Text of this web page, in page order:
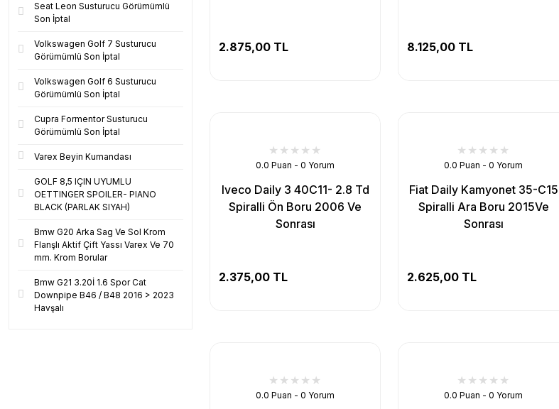
Seat Leon Susturucu Görümümlü
Son İptal
Volkswagen Golf 7 Susturucu
Görümümlü Son İptal
Volkswagen Golf 6 Susturucu
Görümümlü Son İptal
Cupra Formentor Susturucu
Görümümlü Son İptal
Varex Beyin Kumandası
GOLF 8,5 IÇIN UYUMLU
OETTINGER SPOILER- PIANO
BLACK (PARLAK SIYAH)
Bmw G20 Arka Sag Ve Sol Krom
Flanşlı Aktif Çift Yassı Varex Ve 70
mm. Krom Borular
Bmw G21 3.20İ 1.6 Spor Cat
Downpipe B46 / B48 2016 > 2023
Havşalı
2.875,00 TL 8.125,00 TL
0.0 Puan - 0 Yorum
Iveco Daily 3 40C11- 2.8 Td
Spiralli Ön Boru 2006 Ve
Sonrası
2.375,00 TL
0.0 Puan - 0 Yorum
Fiat Daily Kamyonet 35-C15
Spiralli Ara Boru 2015Ve
Sonrası
2.625,00 TL
0.0 Puan - 0 Yorum 0.0 Puan - 0 Yorum